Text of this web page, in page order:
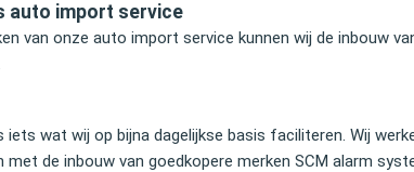
auto import service
van onze auto import service kunnen wij de inbouw
iets wat wij op bijna dagelijkse basis faciliteren. Wij
de inbouw van goedkopere merken SCM alarm